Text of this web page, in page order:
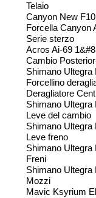
Telaio
Canyon New
Forcella Canyon
Serie sterzo
Acros Ai-69
Cambio
Shimano Ultegra
Forcellino
Deragliatore
Shimano Ultegra
Leve del cambio
Shimano Ultegra
Leve freno
Shimano Ultegra
Freni
Shimano Ultegra
Mozzi
Mavic Ksyrium